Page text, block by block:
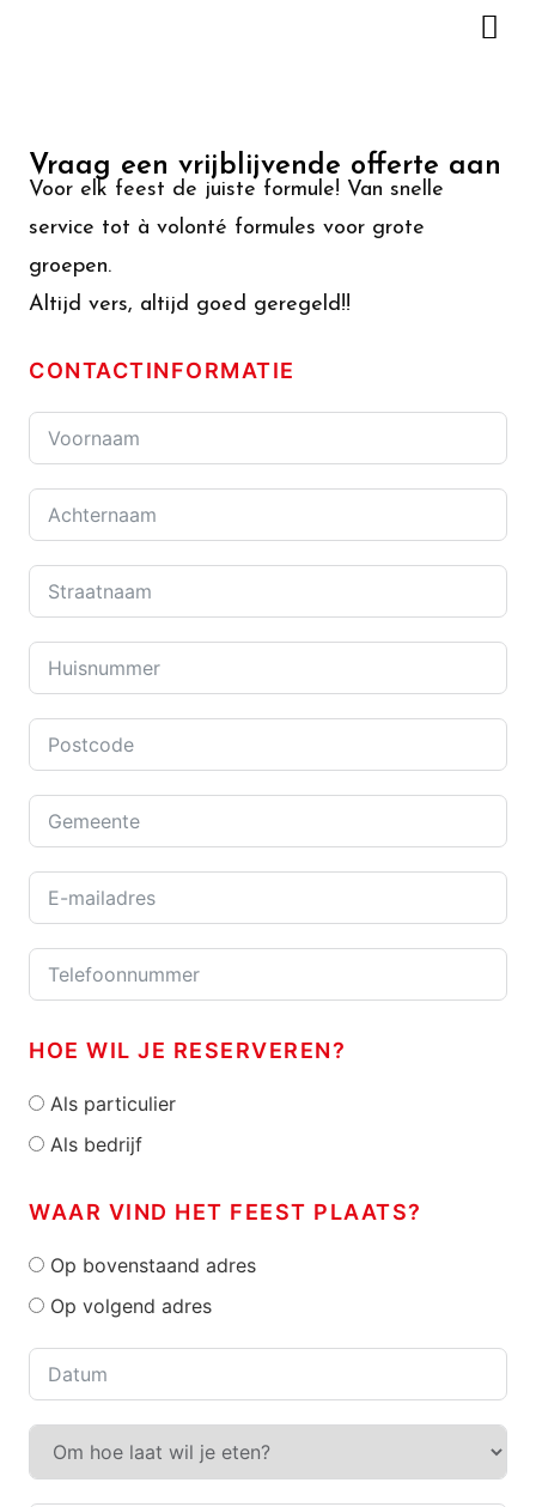
Vraag een vrijblijvende offerte aan
Voor elk feest de juiste formule! Van snelle
service tot à volonté formules voor grote
groepen.
Altijd vers, altijd goed geregeld!!
CONTACTINFORMATIE
HOE WIL JE RESERVEREN?
Als particulier
Als bedrijf
WAAR VIND HET FEEST PLAATS?
Op bovenstaand adres
Op volgend adres